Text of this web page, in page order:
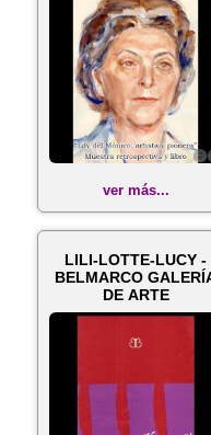
ver más...
LILI-LOTTE-LUCY -
BELMARCO
DE ARTE